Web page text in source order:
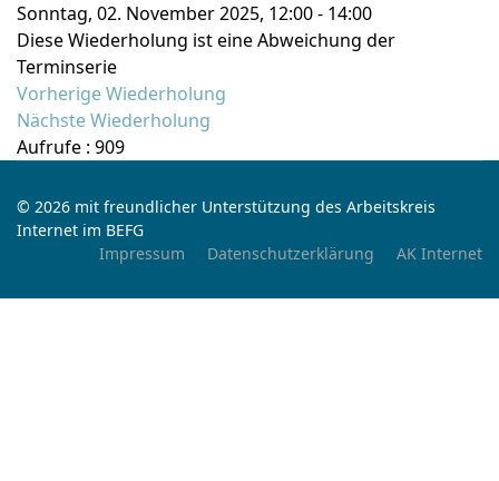
Sonntag, 02. November 2025, 12:00 - 14:00
Diese Wiederholung ist eine Abweichung der
Terminserie
Vorherige Wiederholung
Nächste Wiederholung
Aufrufe : 909
© 2026 mit freundlicher Unterstützung des Arbeitskreis
Internet im BEFG
Impressum
Datenschutzerklärung AK Internet